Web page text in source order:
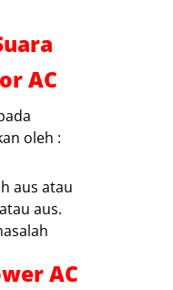
AC
oleh :
aus atau
aus.
AC